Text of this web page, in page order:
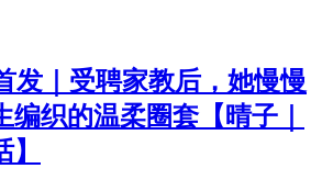
发｜受聘家教后，她慢慢
编织的温柔圈套【晴子｜